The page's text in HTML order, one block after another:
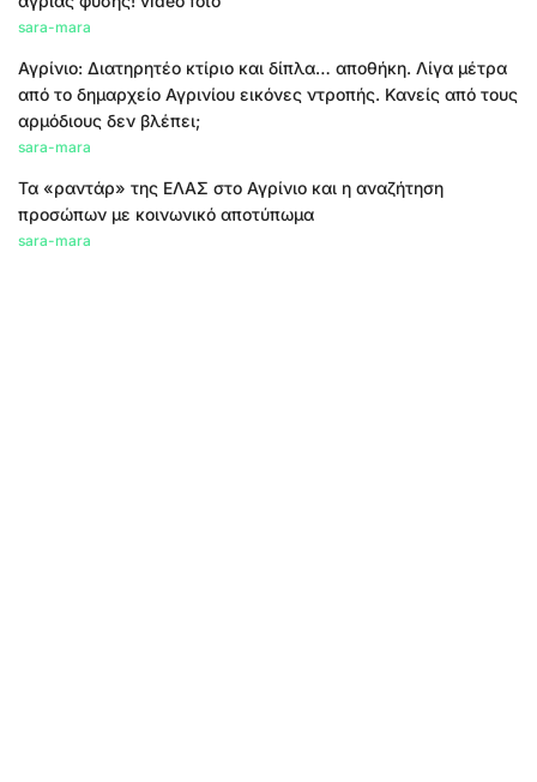
sara-mara
Αγρίνιο: Διατηρητέο κτίριο και δίπλα… αποθήκη. Λίγα μέτρα
από το δημαρχείο Αγρινίου εικόνες ντροπής. Κανείς από τους
αρμόδιους δεν βλέπει;
sara-mara
Τα «ραντάρ» της ΕΛΑΣ στο Αγρίνιο και η αναζήτηση
προσώπων με κοινωνικό αποτύπωμα
sara-mara